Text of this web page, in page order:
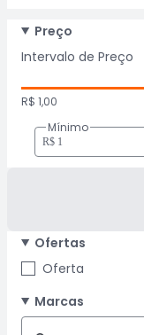
Preço
Intervalo de Preço
R$ 1,00
Mínimo
Ofertas
Oferta
Marcas